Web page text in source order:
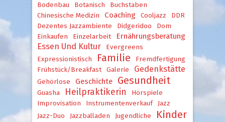
Bodenbau
Botanisch
Buchstaben
Chinesische Medizin
Coaching Cooljazz
DDR
Dezentes Jazzambiente
Didgeridoo
Dom
Einkaufen
Einzelarbeit Ernährungsberatung
Essen Und Kultur
Evergreens
Expressionistisch
Familie
Fremdfertigung
Frühstück/Breakfast
Galerie Gedenkstätte
Gehörlose Geschichte Gesundheit
Guasha Heilpraktikerin
Hörspiele
Improvisation
Instrumentenverkauf
Jazz
Jazz-Duo
Jazzballaden Jugendliche Kinder